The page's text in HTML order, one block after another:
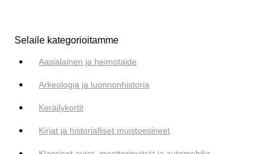
Selaile kategorioitamme
Aasialainen ja heimotaide
Arkeologia ja luonnonhistoria
Keräilykortit
Kirjat ja historialliset muistoesineet